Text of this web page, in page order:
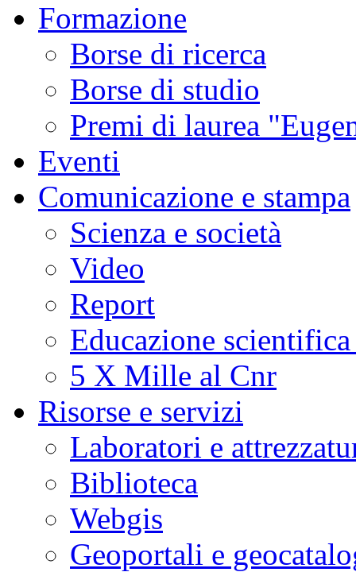
Formazione
Borse di ricerca
Borse di studio
Premi di laurea
Eventi
Comunicazione e stampa
Scienza e società
Video
Report
Educazione
5 X Mille al Cnr
Risorse e servizi
Laboratori e
Biblioteca
Webgis
Geoportali e